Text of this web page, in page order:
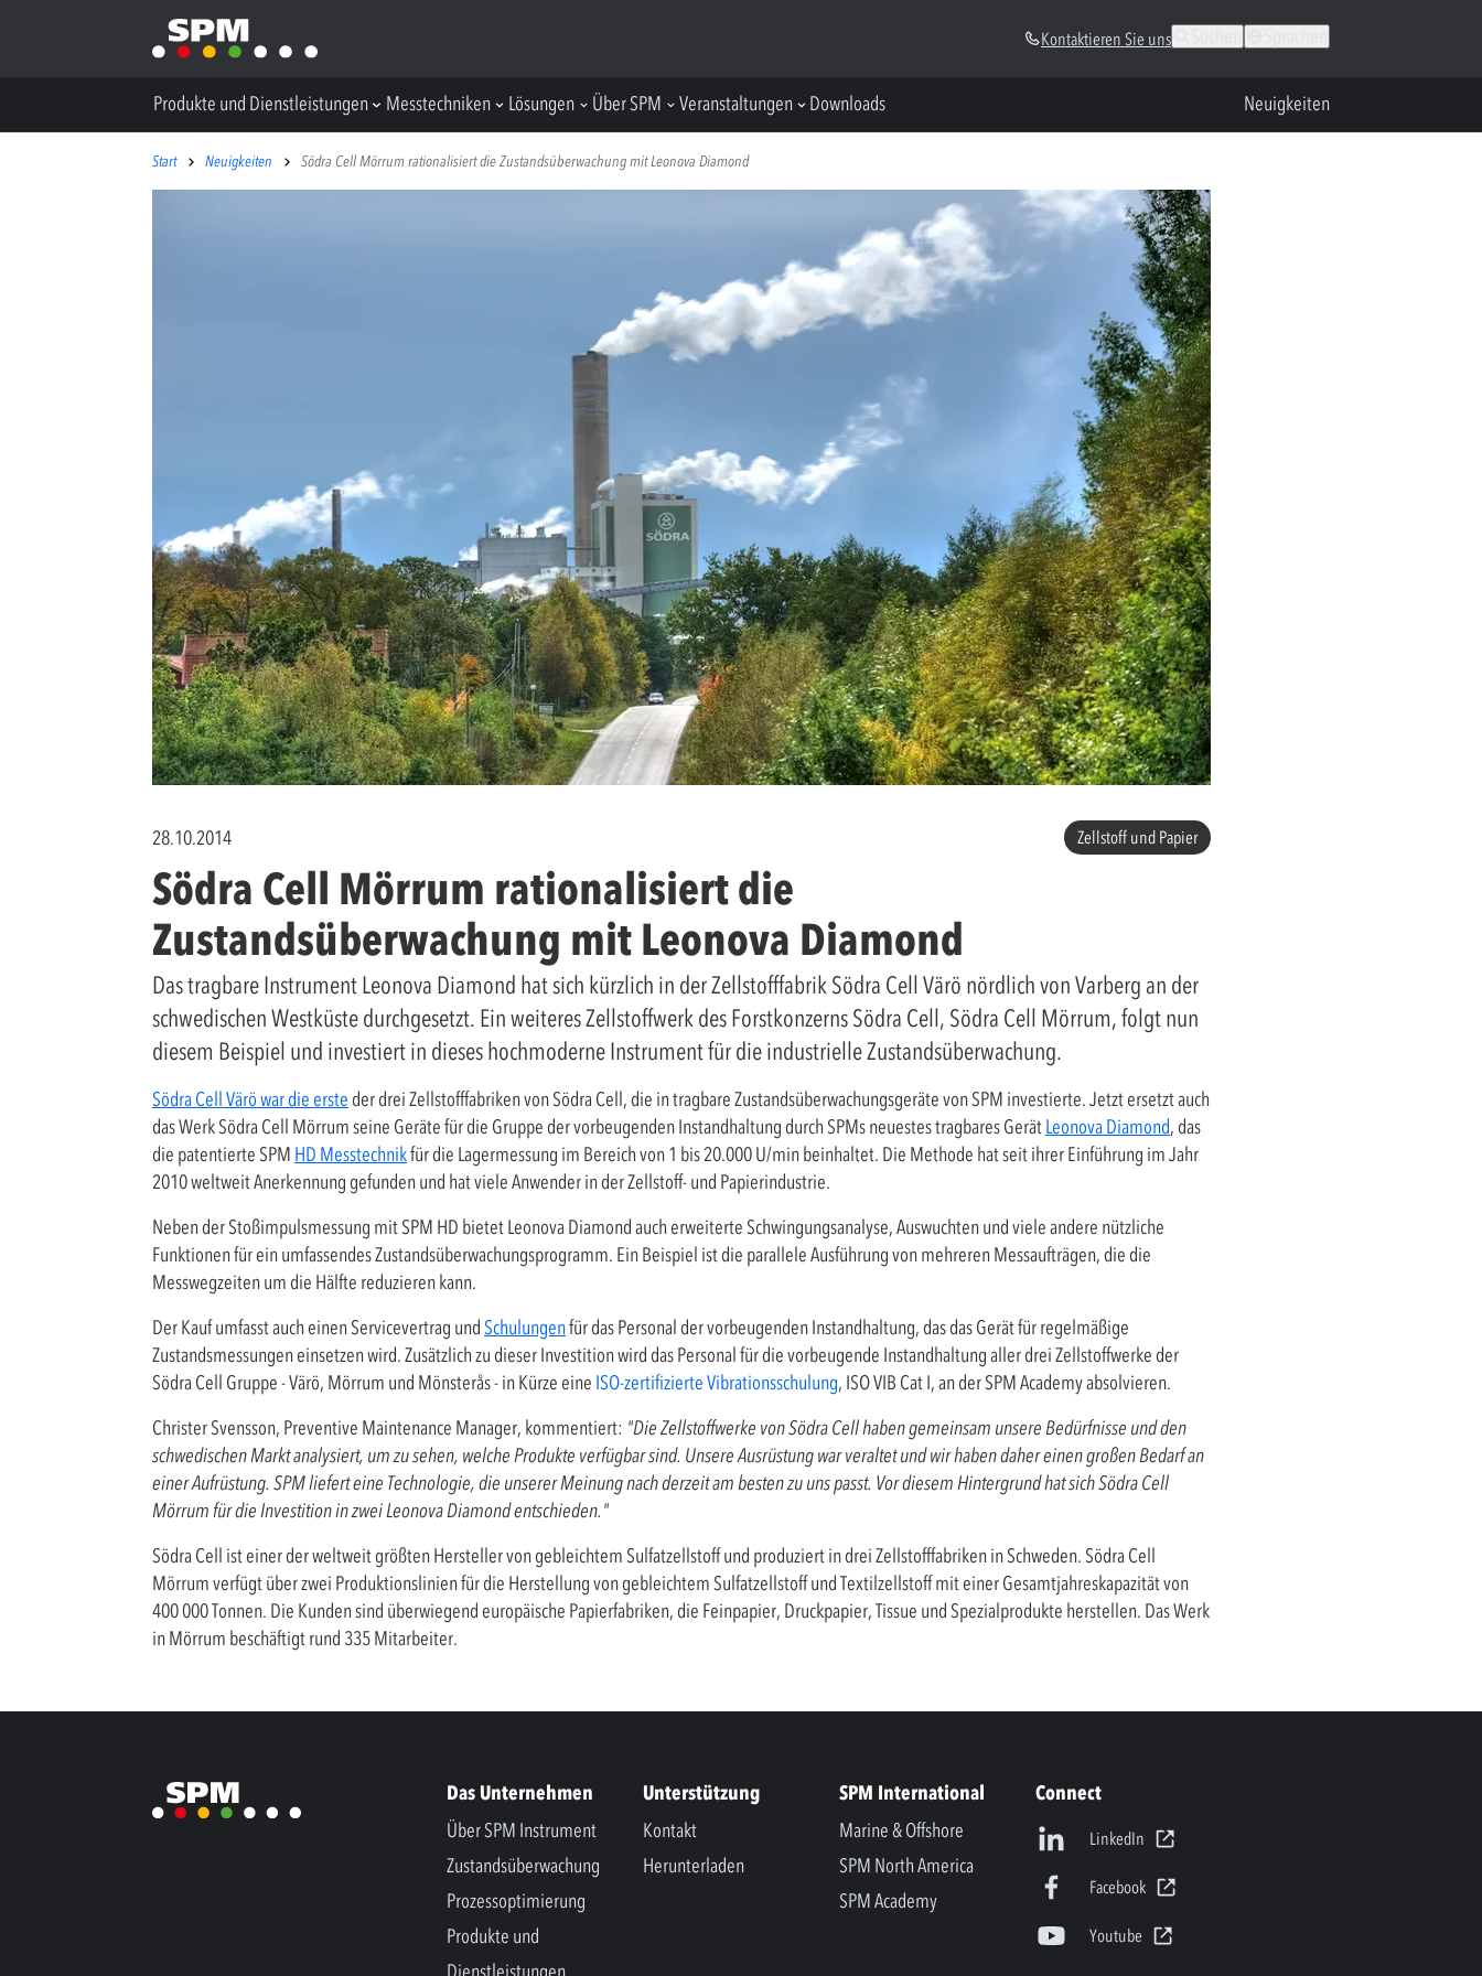
Kontaktieren Sie uns
Produkte und Dienstleistungen Messtechniken Lösungen Über SPM Veranstaltungen Downloads Neuigkeiten
Start Neuigkeiten Södra Cell Mörrum rationalisiert die Zustandsüberwachung mit Leonova Diamond
28.10.2014 Zellstoff und Papier
Södra Cell Mörrum rationalisiert die
Zustandsüberwachung mit Leonova Diamond
Das tragbare Instrument Leonova Diamond hat sich kürzlich in der Zellstofffabrik Södra Cell Värö nördlich von Varberg an der
schwedischen Westküste durchgesetzt. Ein weiteres Zellstoffwerk des Forstkonzerns Södra Cell, Södra Cell Mörrum, folgt nun
diesem Beispiel und investiert in dieses hochmoderne Instrument für die industrielle Zustandsüberwachung.
Södra Cell Värö war die ersteder drei Zellstofffabriken von Södra Cell, die in tragbare Zustandsüberwachungsgeräte von SPM investierte. Jetzt ersetzt auch
das Werk Södra Cell Mörrum seine Geräte für die Gruppe der vorbeugenden Instandhaltung durch SPMs neuestes tragbares GerätLeonova Diamond, das
die patentierte SPM HD Messtechnikfür die Lagermessung im Bereich von 1 bis 20.000 U/min beinhaltet. Die Methode hat seit ihrer Einführung im Jahr
2010 weltweit Anerkennung gefunden und hat viele Anwender in der Zellstoff- und Papierindustrie.
Neben der Stoßimpulsmessung mit SPM HD bietet Leonova Diamond auch erweiterte Schwingungsanalyse, Auswuchten und viele andere nützliche
Funktionen für ein umfassendes Zustandsüberwachungsprogramm. Ein Beispiel ist die parallele Ausführung von mehreren Messaufträgen, die die
Messwegzeiten um die Hälfte reduzieren kann.
Der Kauf umfasst auch einen Servicevertrag undSchulungenfür das Personal der vorbeugenden Instandhaltung, das das Gerät für regelmäßige
Zustandsmessungen einsetzen wird. Zusätzlich zu dieser Investition wird das Personal für die vorbeugende Instandhaltung aller drei Zellstoffwerke der
Södra Cell Gruppe - Värö, Mörrum und Mönsterås - in Kürze eine ISO-zertifizierte Vibrationsschulung, ISO VIB Cat I, an der SPM Academy absolvieren.
Christer Svensson, Preventive Maintenance Manager, kommentiert: "Die Zellstoffwerke von Södra Cell haben gemeinsam unsere Bedürfnisse und den
schwedischen Markt analysiert, um zu sehen, welche Produkte verfügbar sind. Unsere Ausrüstung war veraltet und wir haben daher einen großen Bedarf an
einer Aufrüstung. SPM liefert eine Technologie, die unserer Meinung nach derzeit am besten zu uns passt. Vor diesem Hintergrund hat sich Södra Cell
Mörrum für die Investition in zwei Leonova Diamond entschieden."
Södra Cell ist einer der weltweit größten Hersteller von gebleichtem Sulfatzellstoff und produziert in drei Zellstofffabriken in Schweden. Södra Cell
Mörrum verfügt über zwei Produktionslinien für die Herstellung von gebleichtem Sulfatzellstoff und Textilzellstoff mit einer Gesamtjahreskapazität von
400 000 Tonnen. Die Kunden sind überwiegend europäische Papierfabriken, die Feinpapier, Druckpapier, Tissue und Spezialprodukte herstellen. Das Werk
in Mörrum beschäftigt rund 335 Mitarbeiter.
Das Unternehmen
Über SPM Instrument
Zustandsüberwachung
Prozessoptimierung
Produkte und
Unterstützung
Kontakt
Herunterladen
SPM International
Marine & Offshore
SPM North America
SPM Academy
Connect
LinkedIn
Facebook
Youtube